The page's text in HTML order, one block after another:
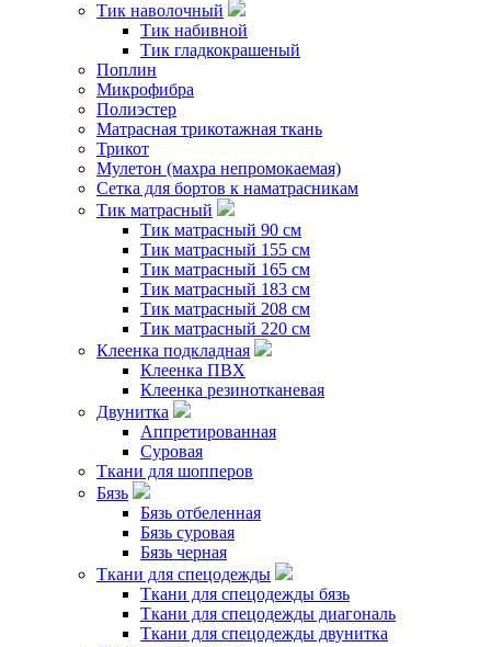
Тик наволочный
Тик набивной
Тик гладкокрашеный
Поплин
Микрофибра
Полиэстер
Матрасная трикотажная ткань
Трикот
Мулетон (махра непромокаемая)
Сетка для бортов к наматрасникам
Тик матрасный
Тик матрасный 90 см
Тик матрасный 155 см
Тик матрасный 165 см
Тик матрасный 183 см
Тик матрасный 208 см
Тик матрасный 220 см
Клеенка подкладная
Клеенка ПВХ
Клеенка резинотканевая
Двунитка
Аппретированная
Суровая
Ткани для шопперов
Бязь
Бязь отбеленная
Бязь суровая
Бязь черная
Ткани для спецодежды
Ткани для спецодежды бязь
Ткани для спецодежды диагональ
Ткани для спецодежды двунитка